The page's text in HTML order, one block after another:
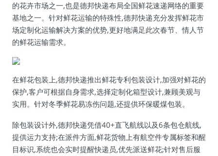
的花卉市场之一,也是德邦快递布局全国鲜花速递网络的重要
基地之一。针对鲜花运输的特殊性,德邦快递充分发挥鲜花市
场定制化运输解决方案的优势,更好地满足此次春节、情人节
的鲜花运输需求。
在鲜花包装上,德邦快递推出鲜花专利包装设计,加强对鲜花的
保护,客户可根据自身需求,选择定制化箱型设计,兼顾美观与
实用。针对冬季鲜花易冻伤问题,还提供环保暖煤包装。
除包装设计外,德邦快递凭借40+直飞航线以及6条包仓航线,
提供运力支持;在派件方面,鲜花货物上有航空件专属标签和醒
目标识,系统也会实时提醒快递员,优先派送鲜花;针对售后服